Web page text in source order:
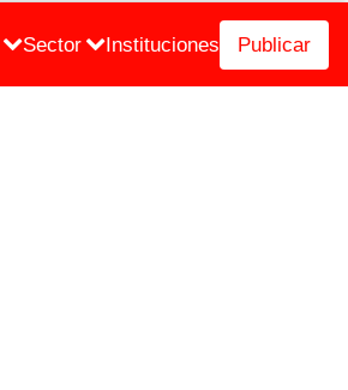
Sector Instituciones Publicar